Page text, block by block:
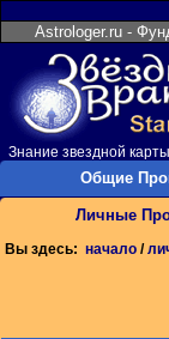
Astrologer.ru -
Знание звездной
Общие
Личные
Вы здесь: начало /